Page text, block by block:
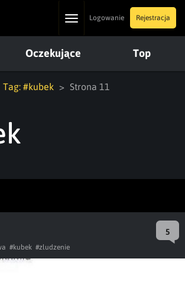
ToggleLogowanie Rejestracja
Oczekujące Top
Tag: #kubek Strona 11
5
#kubek #zludzenie